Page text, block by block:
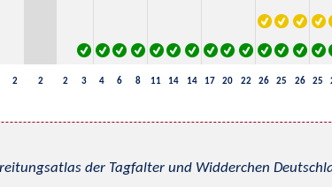
2 2 2 3 4 6 8 11 14 14 17 20 22 26 25 26 25
der Tagfalter und Widderchen